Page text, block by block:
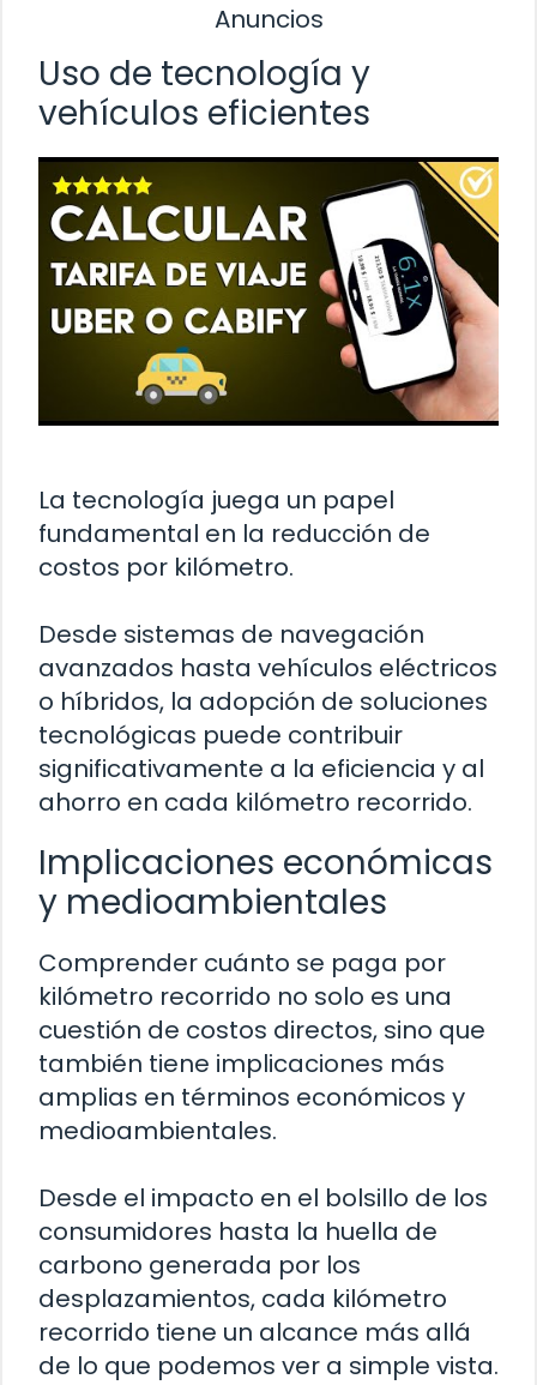
Anuncios
Uso de tecnología y
vehículos eficientes
La tecnología juega un papel
fundamental en la reducción de
costos por kilómetro.
Desde sistemas de navegación
avanzados hasta vehículos eléctricos
o híbridos, la adopción de soluciones
tecnológicas puede contribuir
significativamente a la eficiencia y al
ahorro en cada kilómetro recorrido.
Implicaciones económicas
y medioambientales
Comprender cuánto se paga por
kilómetro recorrido no solo es una
cuestión de costos directos, sino que
también tiene implicaciones más
amplias en términos económicos y
medioambientales.
Desde el impacto en el bolsillo de los
consumidores hasta la huella de
carbono generada por los
desplazamientos, cada kilómetro
recorrido tiene un alcance más allá
de lo que podemos ver a simple vista.